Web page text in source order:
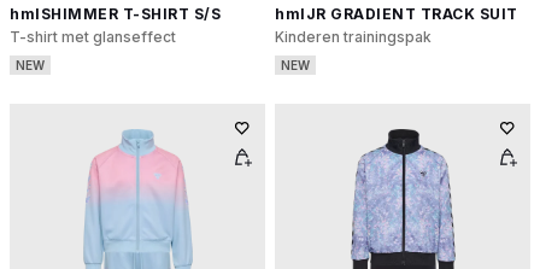
hmlSHIMMER T-SHIRT S/S
T-shirt met glanseffect
NEW
hmlJR GRADIENT TRACK SUIT
Kinderen trainingspak
NEW